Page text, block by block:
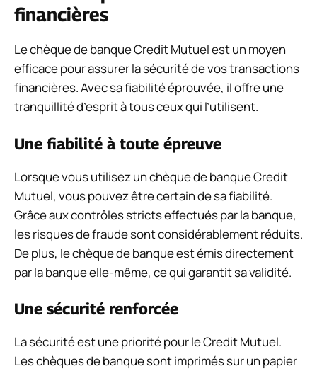
financières
Le chèque de banque Credit Mutuel est un moyen
efficace pour assurer la sécurité de vos transactions
financières. Avec sa fiabilité éprouvée, il offre une
tranquillité d’esprit à tous ceux qui l’utilisent.
Une fiabilité à toute épreuve
Lorsque vous utilisez un chèque de banque Credit
Mutuel, vous pouvez être certain de sa fiabilité.
Grâce aux contrôles stricts effectués par la banque,
les risques de fraude sont considérablement réduits.
De plus, le chèque de banque est émis directement
par la banque elle-même, ce qui garantit sa validité.
Une sécurité renforcée
La sécurité est une priorité pour le Credit Mutuel.
Les chèques de banque sont imprimés sur un papier